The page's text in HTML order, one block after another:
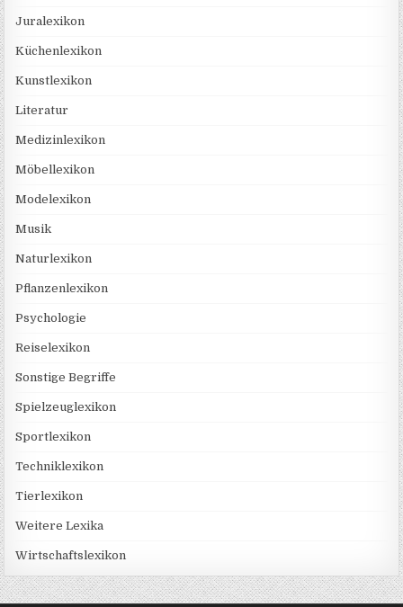
Juralexikon
Küchenlexikon
Kunstlexikon
Literatur
Medizinlexikon
Möbellexikon
Modelexikon
Musik
Naturlexikon
Pflanzenlexikon
Psychologie
Reiselexikon
Sonstige Begriffe
Spielzeuglexikon
Sportlexikon
Techniklexikon
Tierlexikon
Weitere Lexika
Wirtschaftslexikon